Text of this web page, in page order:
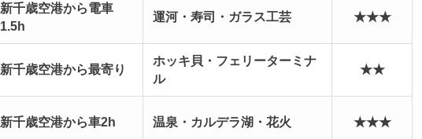
新千歳空港から電車
1.5h
運河・寿司・ガラス工芸 ★★★
新千歳空港から最寄り
ホッキ貝・フェリーターミナ
ル
★★
新千歳空港から車2h 温泉・カルデラ湖・花火 ★★★